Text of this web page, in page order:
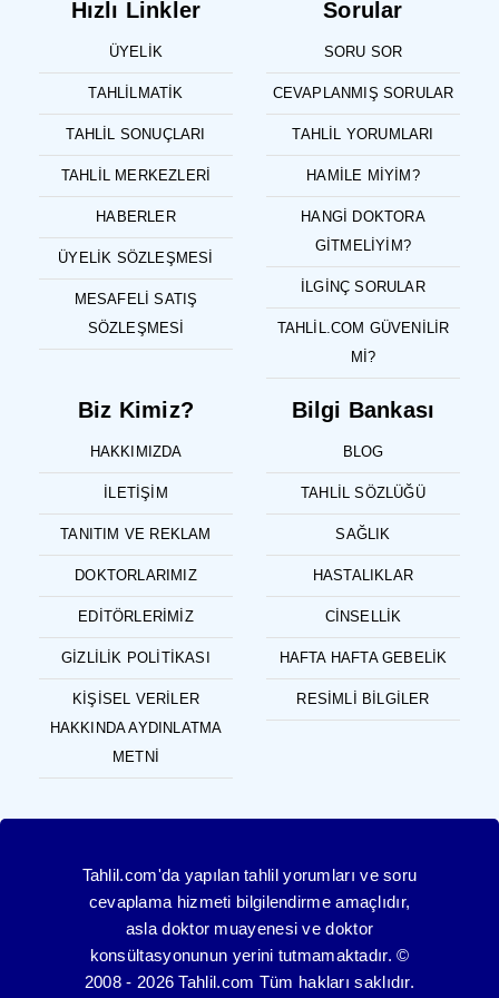
Hızlı Linkler
ÜYELIK
TAHLILMATIK
TAHLIL SONUÇLARI
TAHLIL MERKEZLERI
HABERLER
ÜYELIK SÖZLEŞMESI
MESAFELI SATIŞ
SÖZLEŞMESI
Sorular
SORU SOR
CEVAPLANMIŞ SORULAR
TAHLIL YORUMLARI
HAMILE MIYIM?
HANGI DOKTORA
GITMELIYIM?
İLGINÇ SORULAR
TAHLIL.COM GÜVENILIR
MI?
Biz Kimiz?
HAKKIMIZDA
İLETIŞIM
TANITIM VE REKLAM
DOKTORLARIMIZ
EDITÖRLERIMIZ
GIZLILIK POLITIKASI
KIŞISEL VERILER
HAKKINDA AYDINLATMA
METNI
Bilgi Bankası
BLOG
TAHLIL SÖZLÜĞÜ
SAĞLIK
HASTALIKLAR
CINSELLIK
HAFTA HAFTA GEBELIK
RESIMLI BILGILER
Tahlil.com'da yapılan tahlil yorumları ve soru
cevaplama hizmeti bilgilendirme amaçlıdır,
asla doktor muayenesi ve doktor
konsültasyonunun yerini tutmamaktadır. ©
2008 - 2026 Tahlil.com Tüm hakları saklıdır.